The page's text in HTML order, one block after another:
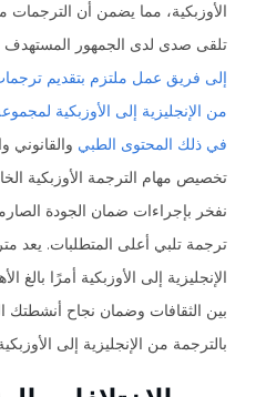
الأوزبكية، مما يضمن أن الترجمات
تلقى صدى لدى الجمهور
إلى فريق عمل ملتزم بتقديم
من الإنجليزية إلى الأوزبكية
في ذلك المحتوى الطبي والقانوني
نفخر بإجراءات ضمان الجودة
الإنجليزية إلى الأوزبكية أمرًا بالغ
بين الثقافات وضمان نجاح أنشطتك
بالترجمة من الإنجليزية إلى